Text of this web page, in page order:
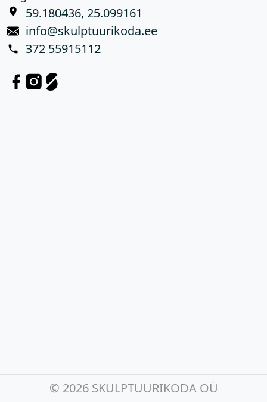
59.180436, 25.099161
info@skulptuurikoda.ee
372 55915112
© 2026 SKULPTUURIKODA OÜ